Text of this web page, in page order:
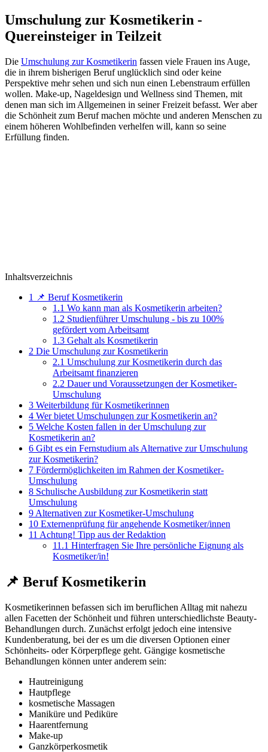
Umschulung zur Kosmetikerin -
Quereinsteiger in Teilzeit
Die Umschulung zur Kosmetikerin fassen viele Frauen ins Auge,
die in ihrem bisherigen Beruf unglücklich sind oder keine
Perspektive mehr sehen und sich nun einen Lebenstraum erfüllen
wollen. Make-up, Nageldesign und Wellness sind Themen, mit
denen man sich im Allgemeinen in seiner Freizeit befasst. Wer aber
die Schönheit zum Beruf machen möchte und anderen Menschen zu
einem höheren Wohlbefinden verhelfen will, kann so seine
Erfüllung finden.
Inhaltsverzeichnis
1
📌 Beruf Kosmetikerin
1.1 Wo kann man als Kosmetikerin arbeiten?
1.2 Studienführer Umschulung - bis zu 100%
gefördert vom Arbeitsamt
1.3 Gehalt als Kosmetikerin
2 Die Umschulung zur Kosmetikerin
2.1 Umschulung zur Kosmetikerin durch das
Arbeitsamt finanzieren
2.2 Dauer und Voraussetzungen der Kosmetiker-
Umschulung
3 Weiterbildung für Kosmetikerinnen
4 Wer bietet Umschulungen zur Kosmetikerin an?
5 Welche Kosten fallen in der Umschulung zur
Kosmetikerin an?
6 Gibt es ein Fernstudium als Alternative zur Umschulung
zur Kosmetikerin?
7 Fördermöglichkeiten im Rahmen der Kosmetiker-
Umschulung
8 Schulische Ausbildung zur Kosmetikerin statt
Umschulung
9 Alternativen zur Kosmetiker-Umschulung
10 Externenprüfung für angehende Kosmetiker/innen
11 Achtung! Tipp aus der Redaktion
11.1 Hinterfragen Sie Ihre persönliche Eignung als
Kosmetiker/in!
📌 Beruf Kosmetikerin
Kosmetikerinnen befassen sich im beruflichen Alltag mit nahezu
allen Facetten der Schönheit und führen unterschiedlichste Beauty-
Behandlungen durch. Zunächst erfolgt jedoch eine intensive
Kundenberatung, bei der es um die diversen Optionen einer
Schönheits- oder Körperpflege geht. Gängige kosmetische
Behandlungen können unter anderem sein:
Hautreinigung
Hautpflege
kosmetische Massagen
Maniküre und Pediküre
Haarentfernung
Make-up
Ganzkörperkosmetik